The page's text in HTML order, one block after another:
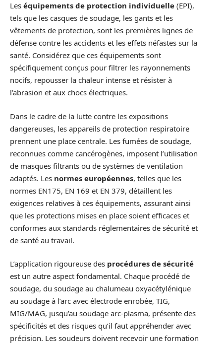
Les équipements de protection individuelle (EPI),
tels que les casques de soudage, les gants et les
vêtements de protection, sont les premières lignes de
défense contre les accidents et les effets néfastes sur la
santé. Considérez que ces équipements sont
spécifiquement conçus pour filtrer les rayonnements
nocifs, repousser la chaleur intense et résister à
l’abrasion et aux chocs électriques.
Dans le cadre de la lutte contre les expositions
dangereuses, les appareils de protection respiratoire
prennent une place centrale. Les fumées de soudage,
reconnues comme cancérogènes, imposent l’utilisation
de masques filtrants ou de systèmes de ventilation
adaptés. Les normes européennes, telles que les
normes EN175, EN 169 et EN 379, détaillent les
exigences relatives à ces équipements, assurant ainsi
que les protections mises en place soient efficaces et
conformes aux standards réglementaires de sécurité et
de santé au travail.
L’application rigoureuse des procédures de sécurité
est un autre aspect fondamental. Chaque procédé de
soudage, du soudage au chalumeau oxyacétylénique
au soudage à l’arc avec électrode enrobée, TIG,
MIG/MAG, jusqu’au soudage arc-plasma, présente des
spécificités et des risques qu’il faut appréhender avec
précision. Les soudeurs doivent recevoir une formation